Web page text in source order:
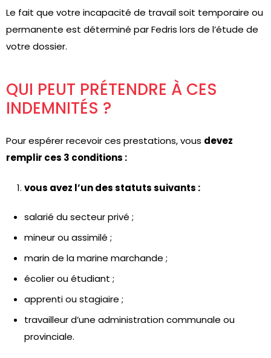
Le fait que votre incapacité de travail soit temporaire ou
permanente est déterminé par Fedris lors de l’étude de
votre dossier.
QUI PEUT PRÉTENDRE À CES
INDEMNITÉS ?
Pour espérer recevoir ces prestations, vous devez
remplir ces 3 conditions :
vous avez l’un des statuts suivants :
salarié du secteur privé ;
mineur ou assimilé ;
marin de la marine marchande ;
écolier ou étudiant ;
apprenti ou stagiaire ;
travailleur d’une administration communale ou
provinciale.